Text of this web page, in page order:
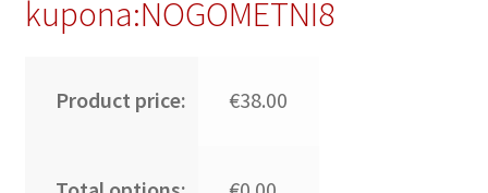
kupona:NOGOMETNI8
Product price: €38.00